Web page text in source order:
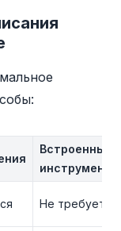
Встроенные
инструменты
Не требуется